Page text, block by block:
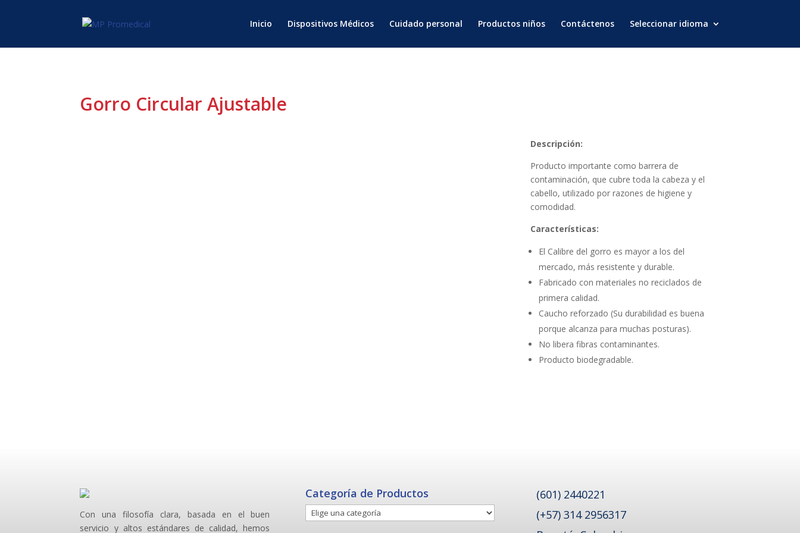
Inicio Dispositivos Médicos Cuidado personal Productos niños Contáctenos Seleccionar idioma
Gorro Circular Ajustable
Descripción:
Producto importante como barrera de
contaminación, que cubre toda la cabeza y el
cabello, utilizado por razones de higiene y
comodidad.
Características:
El Calibre del gorro es mayor a los del
mercado, más resistente y durable.
Fabricado con materiales no reciclados de
primera calidad.
Caucho reforzado (Su durabilidad es buena
porque alcanza para muchas posturas).
No libera fibras contaminantes.
Producto biodegradable.
Con una filosofía clara, basada en el buen
servicio y altos estándares de calidad, hemos
Categoría de Productos
(601) 2440221
(+57) 314 2956317